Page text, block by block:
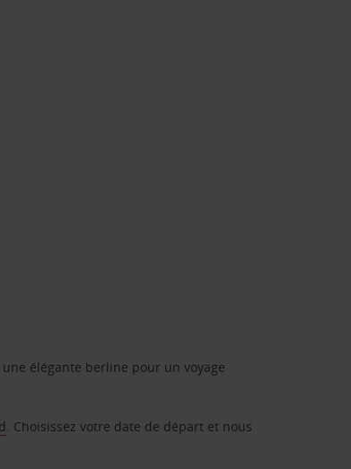
élégante berline pour un voyage
. Choisissez votre date de départ et nous